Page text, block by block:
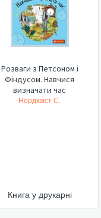
Розваги з Петсоном і
Фіндусом. Навчися
визначати час
Нордквіст С.
Книга у друкарні